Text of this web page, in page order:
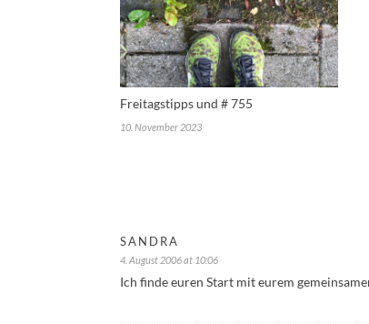
Freitagstipps und # 755
10. November 2023
SANDRA
4. August 2006 at 10:06
Ich finde euren Start mit eurem